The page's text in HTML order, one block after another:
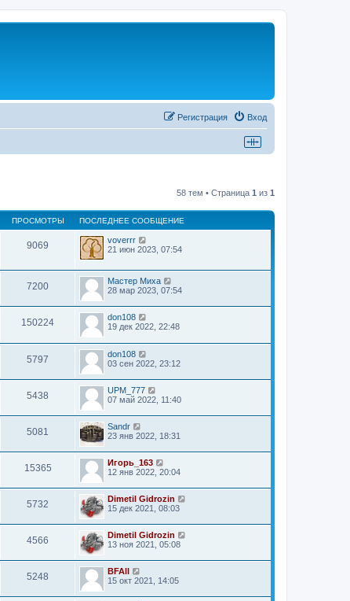
Вход
Регистрация
58 тем • Страница 1 из 1
ПРОСМОТРЫ ПОСЛЕДНЕЕ СООБЩЕНИЕ
9069
voverrr
21 июн 2023, 07:54
7200
Мастер Миха
28 мар 2023, 07:54
150224
don108
19 дек 2022, 22:48
5797
don108
03 сен 2022, 23:12
5438
UPM_777
07 май 2022, 11:40
5081
Sandr
23 янв 2022, 18:31
15365
Игорь_163
12 янв 2022, 20:04
5732
Dimetil Gidrozin
15 дек 2021, 08:03
4566
Dimetil Gidrozin
13 ноя 2021, 05:08
5248
BFAll
15 окт 2021, 14:05